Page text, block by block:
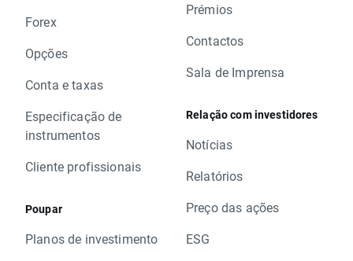
Forex
Opções
Conta e taxas
Especificação de
instrumentos
Cliente profissionais
Poupar
Planos de investimento
Prémios
Contactos
Sala de Imprensa
Relação com investidores
Notícias
Relatórios
Preço das ações
ESG